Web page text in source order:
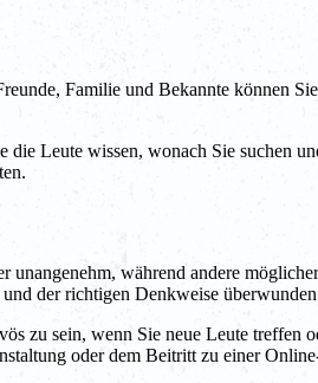
Familie und Bekannte können
Leute wissen, wonach Sie suchen
unangenehm, während andere
der richtigen Denkweise
zu sein, wenn Sie neue Leute treffen
oder dem Beitritt zu einer